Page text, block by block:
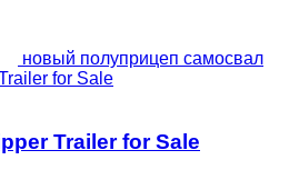
новый полуприцеп самосвал
for Sale
Trailer for Sale